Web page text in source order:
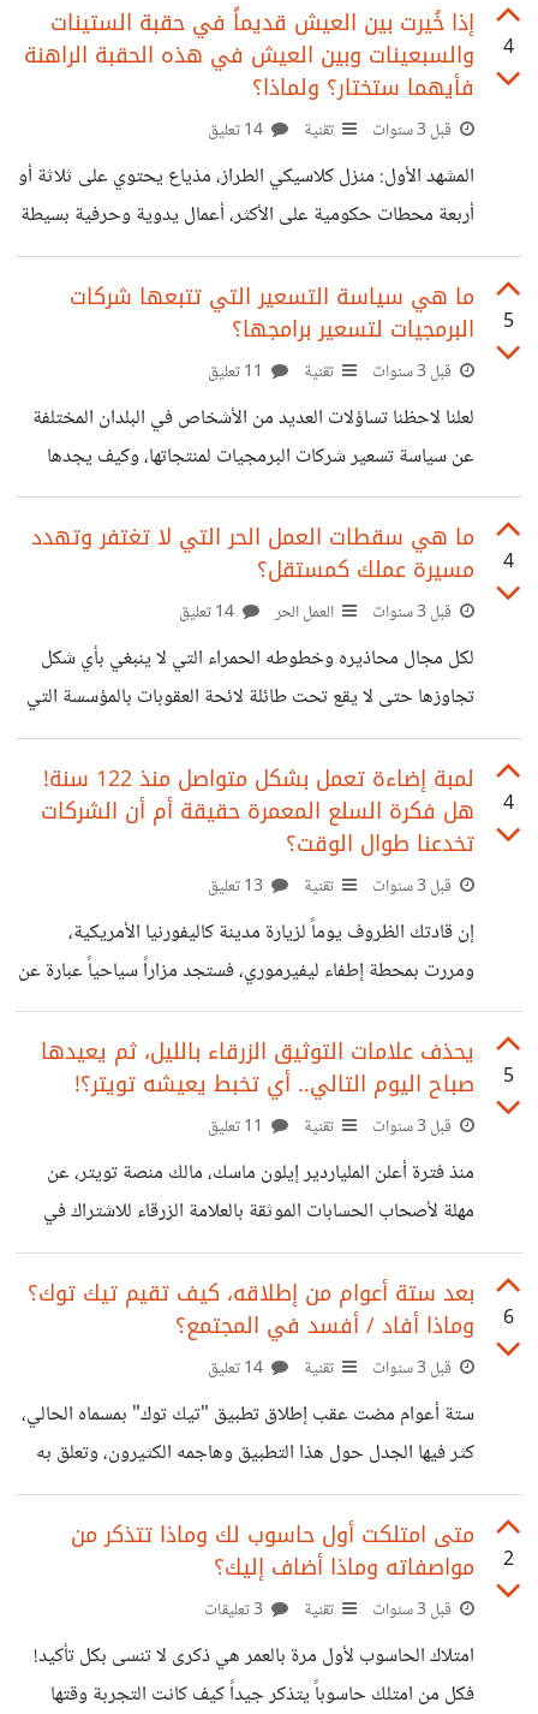
وأننا كنا نتعرض للخداع طوال الوقت على يد محتالين كان أكبر
همهم هو تحقيق أقصى استفادة مالية من هذا الخداع. إن علوم
التسويق الحديثة تعنى بدراسة السلوك البشري في مواقف الشراء
وإنفاق الأموال، وكيفية تطويع هذا السلوك في جهل المستهلك
يشتري أي شيء حرفياً مهما كان غير محتاج له، وبالتالي
4
إذا خُيرت بين العيش قديماً في حقبة الستينات
والسبعينات وبين العيش في هذه الحقبة الراهنة
فأيهما ستختار؟ ولماذا؟
قبل 3 سنوات تقنية
المشهد الأول: منزل كلاسيكي الطراز، مذياع يحتوي على ثلاثة أو
أربعة محطات حكومية على الأكثر، أعمال يدوية وحرفية بسيطة
تبدأ في الصباح الباكر وتنتهي عند وقت العصر، تعود لمنزلك في
سيارة كلاسيكية بسيطة أو في وسيلة نقل عام تقليدية، تتناول
الغداء ثم تجلس في الشرفة لتناول الشاي والتسامر مع الزوجة
والأولاد، ثم زيارة لبعض الأقارب أو الخروج للتنزه، ثم عودة للنوم
مبكراً من أجل الاستعداد لليوم الجديد.. حياة بسيطة وهادئة ولا
تحتوي على أي وسيلة من وسائل التكنولوجيا الحديثة التي
5
ما هي سياسة التسعير التي تتبعها شركات
البرمجيات لتسعير برامجها؟
قبل 3 سنوات تقنية
لعلنا لاحظنا تساؤلات العديد من الأشخاص في البلدان المختلفة
عن سياسة تسعير شركات البرمجيات لمنتجاتها، وكيف يجدها
البعض غالية جداً وباهظة الثمن مقارنة برواتبهم ومستوى الأسعار
عندهم، ويجدها البعض الآخر بثمن وجبة واحدة أو فنجان قهوة
مع كعكة لذيذة! إن شركات البرمجيات التي تتخذ معظمها من
أمريكا والبلاد الأوروبية موطناً لها، تقدم خدماتها للعالم كله
بمختلف مستوياته الاقتصادية وحالته المادية، وليس فقط
مواطنوها الذين يعيشون نفس ظروفها المالية والاقتصادية.
تلك
4
ما هي سقطات العمل الحر التي لا تغتفر وتهدد
مسيرة عملك كمستقل؟
قبل 3 سنوات العمل الحر
لكل مجال محاذيره وخطوطه الحمراء التي لا ينبغي بأي شكل
تجاوزها حتى لا يقع تحت طائلة لائحة العقوبات بالمؤسسة التي
يعمل بها، وقد تكتفي بعض الشركات في المرة أولى بلفت النظر
للموظف، وتنبيهه بأنه في حال تكرار هذا الخطأ سيتم تنفيذ
العقوبة حسبما تقتضي اللائحة. ولكن، ماذا عن العمل الحر؟ ماذا
عن منصات توظيف المستقلين؟ ربما لا تحتوي صراحة على لائحة
عقوبات كالتي تفرضها الشركات النظامية، ولكن تجد دائماً قدامى
المستقلين وبواقع الخبرة والفترة التي قضوها في الأعمال الحرة
يحذرون
4
لمبة إضاءة تعمل بشكل متواصل منذ 122 سنة!
هل فكرة السلع المعمرة حقيقة أم أن الشركات
تخدعنا طوال الوقت؟
قبل 3 سنوات تقنية
إن قادتك الظروف يوماً لزيارة مدينة كاليفورنيا الأمريكية،
ومررت بمحطة إطفاء ليفيرموري، فستجد مزاراً سياحياً عبارة عن
"لمبة" منزلية عادية جداً، ولكنها ليست كأي لمبة، إنها تضيء
بشكل مستمر منذ 122 عاماً، لم تتوقف خلالها إلا لسويعات
بسيطة جداً لنقلها من المنزل الذي كانت فيه إلى مركز الإطفاء
بالمدينة. صنعت هذه اللمبة شركة "شيلبي للإلكترونيات"، في
مدينة أوهايو الأمريكية، والتي تنتج الآن السيارات فائقة الجودة.
هذه اللمبة بسيطة جداً في تكوينها ولا تختلف كثيراً عن أي لمبة
5
يحذف علامات التوثيق الزرقاء بالليل، ثم يعيدها
صباح اليوم التالي.. أي تخبط يعيشه تويتر؟!
قبل 3 سنوات تقنية
منذ فترة أعلن الملياردير إيلون ماسك، مالك منصة تويتر، عن
مهلة لأصحاب الحسابات الموثقة بالعلامة الزرقاء للاشتراك في
خطة أسعار تويتر بلو للحفاظ على علامات التوثيق من الضياع،
وعندما جاء موعد انقضاء المهلة قام إيلون بالفعل بحذف جميع
علامات التوثيق من حسابات المشاهير والمؤسسات الكبرى، مما
أثار موجة سخط كبيرة داخل المنصة، واعترض معظم المشاهير
على تلك الخطوة ورفضوا إجبارهم على الاشتراك، بل وهدد
بعضهم بترك المنصة كلياً، لتحدث المفاجأة صباح اليوم التالي
6
بعد ستة أعوام من إطلاقه، كيف تقيم تيك توك؟
وماذا أفاد / أفسد في المجتمع؟
قبل 3 سنوات تقنية
ستة أعوام مضت عقب إطلاق تطبيق "تيك توك" بمسماه الحالي،
كثر فيها الجدل حول هذا التطبيق وهاجمه الكثيرون، وتعلق به
الشباب والفتيات بشكل كبير وصار حديث الساعة، وأصبحت
تحدياته الشغل الشاغل لملايين الأشخاص حول العالم، من العامة
والمشاهير على حد سواء، حتى أن رؤساء بعض الدول قد تحدثوا
عنه، وكذلك المربيين والمدرسين والشيوخ وأولياء الأمور،
وطالبت جهات عديدة بحظره في بعض الدول، بينما لاقى انتشاراً
واسعاً في دول أخرى. لعل الفجوة الفكرية الكبيرة بين كل جيل
2
متى امتلكت أول حاسوب لك وماذا تتذكر من
مواصفاته وماذا أضاف إليك؟
قبل 3 سنوات تقنية
امتلاك الحاسوب لأول مرة بالعمر هي ذكرى لا تنسى بكل تأكيد!
فكل من امتلك حاسوباً يتذكر جيداً كيف كانت التجربة وقتها